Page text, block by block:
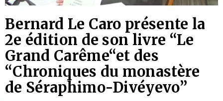
Bernard Le Caro présente la
2e édition de son livre “Le
Grand Carême“et des
“Chroniques du monastère
de Séraphimo-Divéyevo”